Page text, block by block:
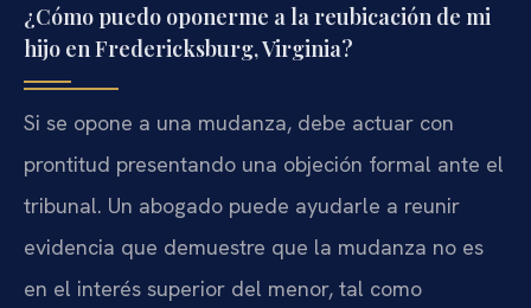
¿Cómo puedo oponerme a la reubicación de mi
hijo en Fredericksburg, Virginia?
Si se opone a una mudanza, debe actuar con
prontitud presentando una objeción formal ante el
tribunal. Un abogado puede ayudarle a reunir
evidencia que demuestre que la mudanza no es
en el interés superior del menor, tal como